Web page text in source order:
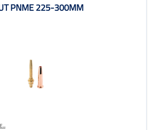
PNME 225-300MM